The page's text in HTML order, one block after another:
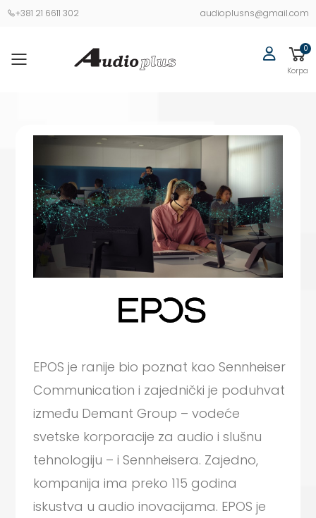
+381 21 6611 302 audioplusns@gmail.com
0
Korpa
EPOS je ranije bio poznat kao Sennheiser
Communication i zajednički je poduhvat
između Demant Group – vodeće
svetske korporacije za audio i slušnu
tehnologiju – i Sennheisera. Zajedno,
kompanija ima preko 115 godina
iskustva u audio inovacijama. EPOS je